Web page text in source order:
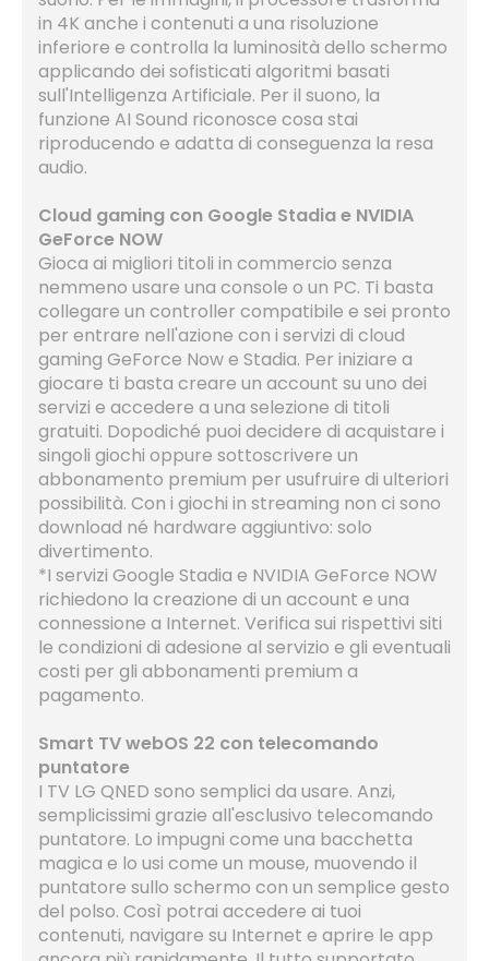
in 4K anche i contenuti a una risoluzione
inferiore e controlla la luminosità dello schermo
applicando dei sofisticati algoritmi basati
sull'Intelligenza Artificiale. Per il suono, la
funzione AI Sound riconosce cosa stai
riproducendo e adatta di conseguenza la resa
audio.
Cloud gaming con Google Stadia e NVIDIA
GeForce NOW
Gioca ai migliori titoli in commercio senza
nemmeno usare una console o un PC. Ti basta
collegare un controller compatibile e sei pronto
per entrare nell'azione con i servizi di cloud
gaming GeForce Now e Stadia. Per iniziare a
giocare ti basta creare un account su uno dei
servizi e accedere a una selezione di titoli
gratuiti. Dopodiché puoi decidere di acquistare i
singoli giochi oppure sottoscrivere un
abbonamento premium per usufruire di ulteriori
possibilità. Con i giochi in streaming non ci sono
download né hardware aggiuntivo: solo
divertimento.
*I servizi Google Stadia e NVIDIA GeForce NOW
richiedono la creazione di un account e una
connessione a Internet. Verifica sui rispettivi siti
le condizioni di adesione al servizio e gli eventuali
costi per gli abbonamenti premium a
pagamento.
Smart TV webOS 22 con telecomando
puntatore
I TV LG QNED sono semplici da usare. Anzi,
semplicissimi grazie all'esclusivo telecomando
puntatore. Lo impugni come una bacchetta
magica e lo usi come un mouse, muovendo il
puntatore sullo schermo con un semplice gesto
del polso. Così potrai accedere ai tuoi
contenuti, navigare su Internet e aprire le app